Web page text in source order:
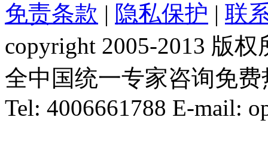
免责条款 | 隐私保护 | 联
copyright 2005-2013 版
全中国统一专家咨询免费
Tel: 4006661788 E-mail: